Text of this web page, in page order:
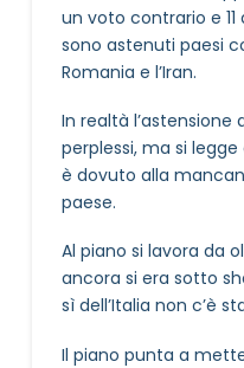
un voto contrario e 11
sono astenuti paesi
Romania e l’Iran.
In realtà l’astensione
perplessi, ma si
è dovuto alla
paese.
Al piano si lavora da
ancora si era sotto
sì dell’Italia non c’è
Il piano punta a